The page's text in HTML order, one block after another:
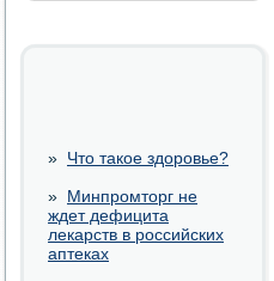
» Что такое здоровье?
» Минпромторг не
ждет дефицита
лекарств в российских
аптеках